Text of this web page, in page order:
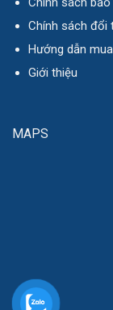
Chính sách đổi
Hướng dẫn
Giới thiệu
MAPS